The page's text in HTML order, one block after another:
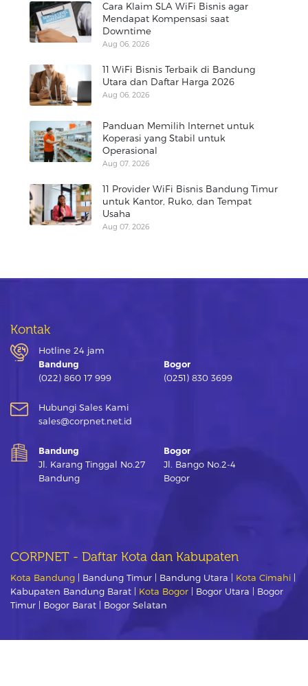
Cara Klaim SLA WiFi Bisnis agar
Mendapat Kompensasi saat
Downtime
Aug 06, 2026
11 WiFi Bisnis Terbaik di Bandung
Utara dan Daftar Harga 2026
Aug 06, 2026
Panduan Memilih Internet untuk
Koperasi yang Stabil untuk
Operasional
Aug 07, 2026
11 Provider WiFi Bisnis Bandung Timur
untuk Kantor, Ruko, dan Tempat
Usaha
Aug 07, 2026
Kontak
Hotline 24 jam
Bandung
(022) 860 17 999
Bogor
(0251) 830 3699
Hubungi Sales Kami
sales@corpnet.net.id
Bandung
Jl. Karang Tinggal No.27
Bandung
Bogor
Jl. Bango No.2-4
Bogor
CORPNET - Daftar Kota dan Kabupaten
Kota Bandung | Bandung Timur | Bandung Utara | Kota Cimahi
Kabupaten Bandung Barat | Kota Bogor | Bogor Utara | Bogor
Timur | Bogor Barat | Bogor Selatan